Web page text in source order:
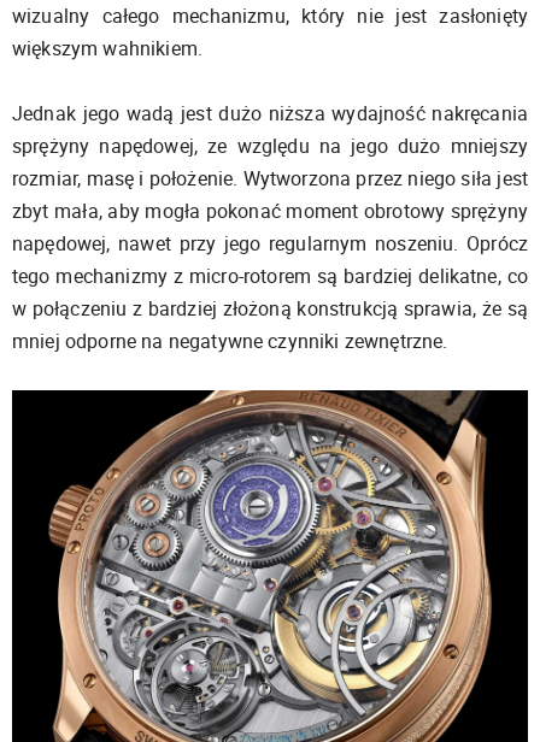
wizualny całego mechanizmu, który nie jest zasłonięty
większym wahnikiem.
Jednak jego wadą jest dużo niższa wydajność nakręcania
sprężyny napędowej, ze względu na jego dużo mniejszy
rozmiar, masę i położenie. Wytworzona przez niego siła jest
zbyt mała, aby mogła pokonać moment obrotowy sprężyny
napędowej, nawet przy jego regularnym noszeniu. Oprócz
tego mechanizmy z micro-rotorem są bardziej delikatne, co
w połączeniu z bardziej złożoną konstrukcją sprawia, że są
mniej odporne na negatywne czynniki zewnętrzne.